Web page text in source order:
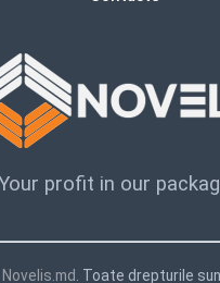
profit in our
Novelis.md. Toate drepturile